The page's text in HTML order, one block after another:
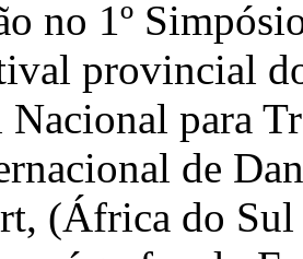
no 1º
provincial
Nacional para
de
(África do